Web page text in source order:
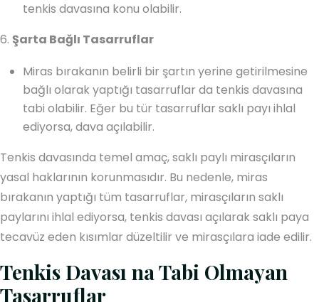
tenkis davasına konu olabilir.
6. Şarta Bağlı Tasarruflar
Miras bırakanın belirli bir şartın yerine getirilmesine
bağlı olarak yaptığı tasarruflar da tenkis davasına
tabi olabilir. Eğer bu tür tasarruflar saklı payı ihlal
ediyorsa, dava açılabilir.
Tenkis davasında temel amaç, saklı paylı mirasçıların
yasal haklarının korunmasıdır. Bu nedenle, miras
bırakanın yaptığı tüm tasarruflar, mirasçıların saklı
paylarını ihlal ediyorsa, tenkis davası açılarak saklı paya
tecavüz eden kısımlar düzeltilir ve mirasçılara iade edilir.
Tenkis Davası na Tabi Olmayan
Tasarruflar